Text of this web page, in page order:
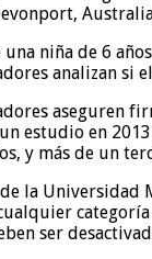
niña de 6
analizan
aseguren
estudio en
y más de un
la
ser